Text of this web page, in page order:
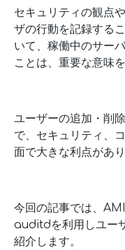
セキュリティの観点
ザの行動を記録する
いて、稼働中のサー
ことは、重要な意味
ユーザーの追加・削
で、セキュリティ、
面で大きな利点があり
今回の記事では、
auditdを利用しユー
紹介します。